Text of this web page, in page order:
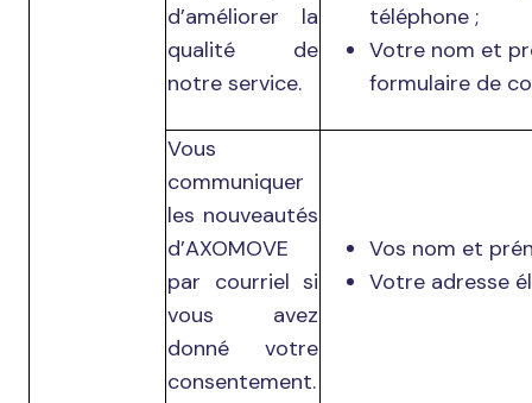
d’améliorer la
qualité de
notre service.
téléphone ;
Votre nom et
formulaire de
Vous
communiquer
les nouveautés
d’AXOMOVE
par courriel si
vous avez
donné votre
consentement.
Vos nom et
Votre adresse